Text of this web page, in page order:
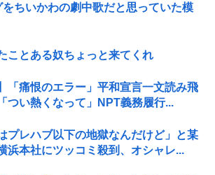
ちいかわの劇中歌だと思っていた模
ことある奴ちょっと来てくれ
「痛恨のエラー」平和宣言一文読み飛
つい熱くなって」NPT義務履行...
プレハブ以下の地獄なんだけど」と某
浜本社にツッコミ殺到、オシャレ...